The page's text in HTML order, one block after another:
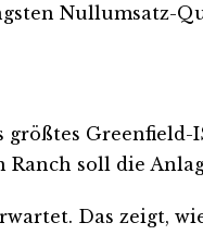
Nullumsatz-
Greenfield-
soll die
Das zeigt,